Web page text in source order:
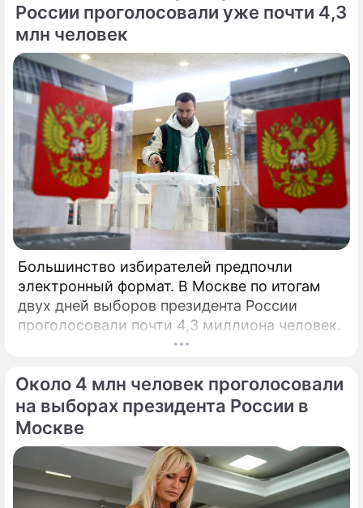
России проголосовали уже почти 4,3
млн человек
Большинство избирателей предпочли
электронный формат. В Москве по итогам
двух дней выборов президента России
проголосовали почти 4,3 миллиона человек.
Около 4 млн человек проголосовали
на выборах президента России в
Москве